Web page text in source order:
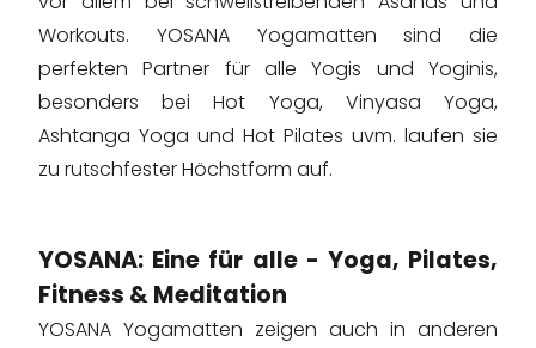
Workouts. YOSANA Yogamatten sind die
perfekten Partner für alle Yogis und Yoginis,
besonders bei Hot Yoga, Vinyasa Yoga,
Ashtanga Yoga und Hot Pilates uvm. laufen sie
zu rutschfester Höchstform auf.
YOSANA: Eine für alle - Yoga, Pilates,
Fitness & Meditation
YOSANA Yogamatten zeigen auch in anderen